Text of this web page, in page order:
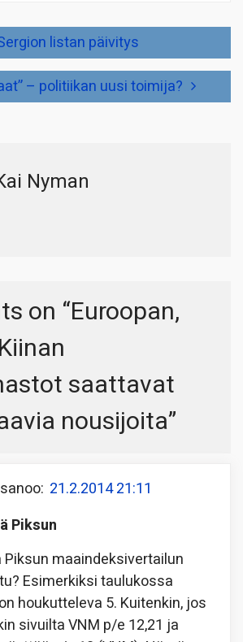
listan päivitys
– politiikan uusi toimija?
Nyman
on “Euroopan,
saattavat
nousijoita”
sanoo: 21.2.2014 21:11
Piksun
maaindeksivertailun
Esimerkiksi taulukossa
houkutteleva 5. Kuitenkin, jos
sivuilta VNM p/e 12,21 ja